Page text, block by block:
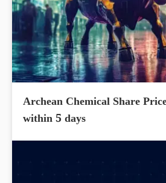
Archean Chemical Share
within 5 days